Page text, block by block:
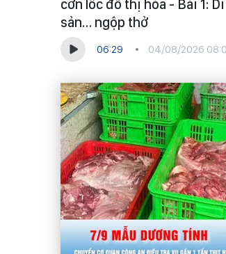
cơn lốc đô thị hóa - Bài 1: Di
sản… ngộp thở
06:29 04/08/2026